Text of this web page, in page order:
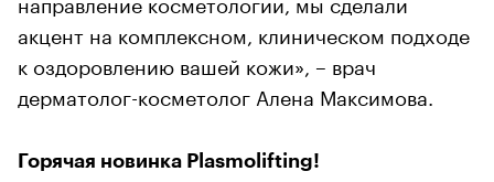
акцент на комплексном, клиническом подходе
к оздоровлению вашей кожи», – врач
дерматолог-косметолог Алена Максимова.
Горячая новинка Plasmolifting!